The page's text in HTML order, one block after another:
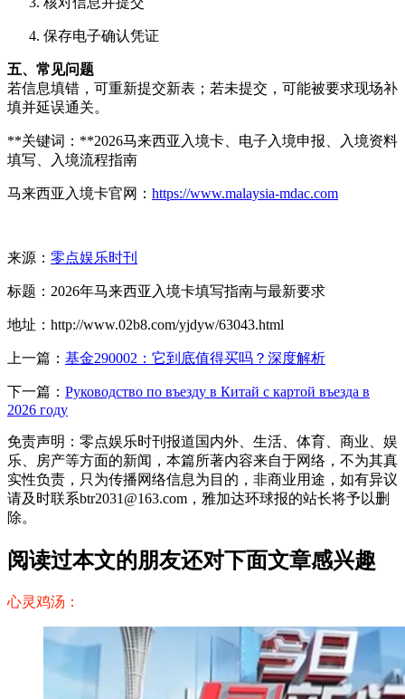
保存电子确认凭证
五、常见问题
若信息填错，可重新提交新表；若未提交，可能被要求现场补
填并延误通关。
**关键词：**2026马来西亚入境卡、电子入境申报、入境资料
填写、入境流程指南
马来西亚入境卡官网： https://www.malaysia-mdac.com
来源： 零点娱乐时刊
标题：2026年马来西亚入境卡填写指南与最新要求
地址：http://www.02b8.com/yjdyw/63043.html
上一篇： 基金290002：它到底值得买吗？深度解析
下一篇： Руководство по въезду в Китай с картой въезда в
2026 году
免责声明：零点娱乐时刊报道国内外、生活、体育、商业、娱
乐、房产等方面的新闻，本篇所著内容来自于网络，不为其真
实性负责，只为传播网络信息为目的，非商业用途，如有异议
请及时联系btr2031@163.com，雅加达环球报的站长将予以删
除。
阅读过本文的朋友还对下面文章感兴趣
心灵鸡汤：